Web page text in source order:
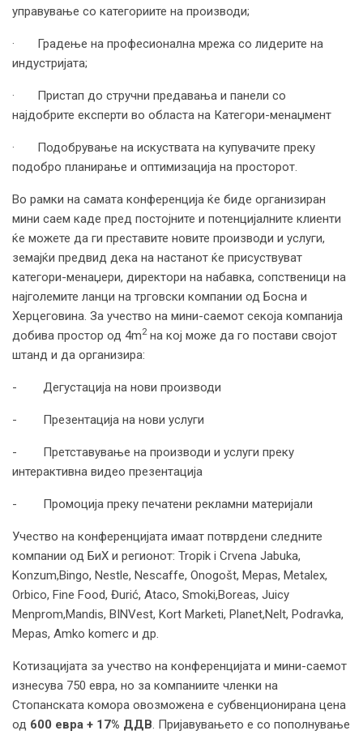
управување со категориите на производи;
· Градење на професионална мрежа со лидерите на
индустријата;
· Пристап до стручни предавања и панели со
најдобрите експерти во областа на Категори-менаџмент
· Подобрување на искуствата на купувачите преку
подобро планирање и оптимизација на просторот.
Во рамки на самата конференција ќе биде организиран
мини саем каде пред постојните и потенцијалните клиенти
ќе можете да ги преставите новите производи и услуги,
земајќи предвид дека на настанот ќе присуствуват
категори-менаџери, директори на набавка, сопственици на
најголемите ланци на трговски компании од Босна и
Херцеговина. За учество на мини-саемот секоја компанија
добива простор од 4m2на кој може да го постави својот
штанд и да организира:
- Дегустација на нови производи
- Презентација на нови услуги
- Претставување на производи и услуги преку
интерактивна видео презентација
- Промоција преку печатени рекламни материјали
Учество на конференцијата имаат потврдени следните
компании од БиХ и регионот: Tropik i Crvena Jabuka,
Konzum,Bingo, Nestle, Nescaffe, Onogošt, Mepas, Metalex,
Orbico, Fine Food, Đurić, Ataco, Smoki,Boreas, Juicy
Menprom,Mandis, BINVest, Kort Marketi, Planet,Nelt, Podravka,
Mepas, Amko komerc и др.
Котизацијата за учество на конференцијата и мини-саемот
изнесува 750 евра, но за компаниите членки на
Стопанската комора овозможена е субвенционирана цена
од 600 евра + 17% ДДВ. Пријавувањето е со пополнување